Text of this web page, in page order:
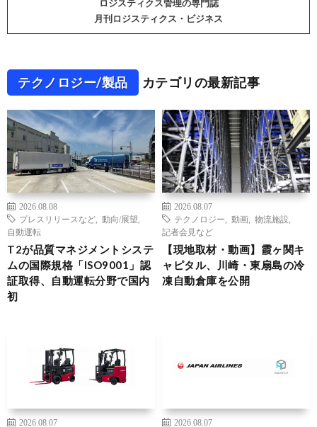
ロジスティクス管理の専門誌
月刊ロジスティクス・ビジネス
テクノロジー/製品 カテゴリの最新記事
2026.08.08
プレスリリースなど
動向/展望
自動運転
T2が品質マネジメントシステ
ムの国際規格「ISO9001」認
証取得、自動運転分野で国内
初
2026.08.07
テクノロジー
動画 物流施設
記者会見など
【現地取材・動画】霞ヶ関キ
ャピタル、川崎・東扇島の冷
凍自動倉庫を公開
2026.08.07
2026.08.07